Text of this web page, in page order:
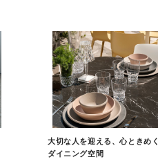
大切な人を迎える、心ときめく
ダイニング空間